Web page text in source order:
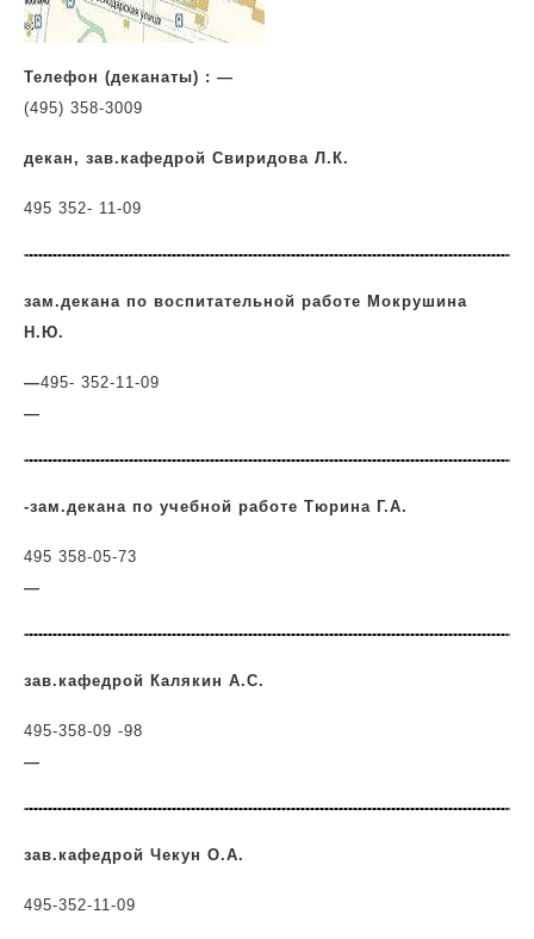
Телефон (деканаты) : —
(495) 358-3009
декан, зав.кафедрой Свиридова Л.К.
495 352- 11-09
зам.декана по воспитательной работе Мокрушина
Н.Ю.
—495- 352-11-09
—
-зам.декана по учебной работе Тюрина Г.А.
495 358-05-73
—
зав.кафедрой Калякин А.С.
495-358-09 -98
—
зав.кафедрой Чекун О.А.
495-352-11-09